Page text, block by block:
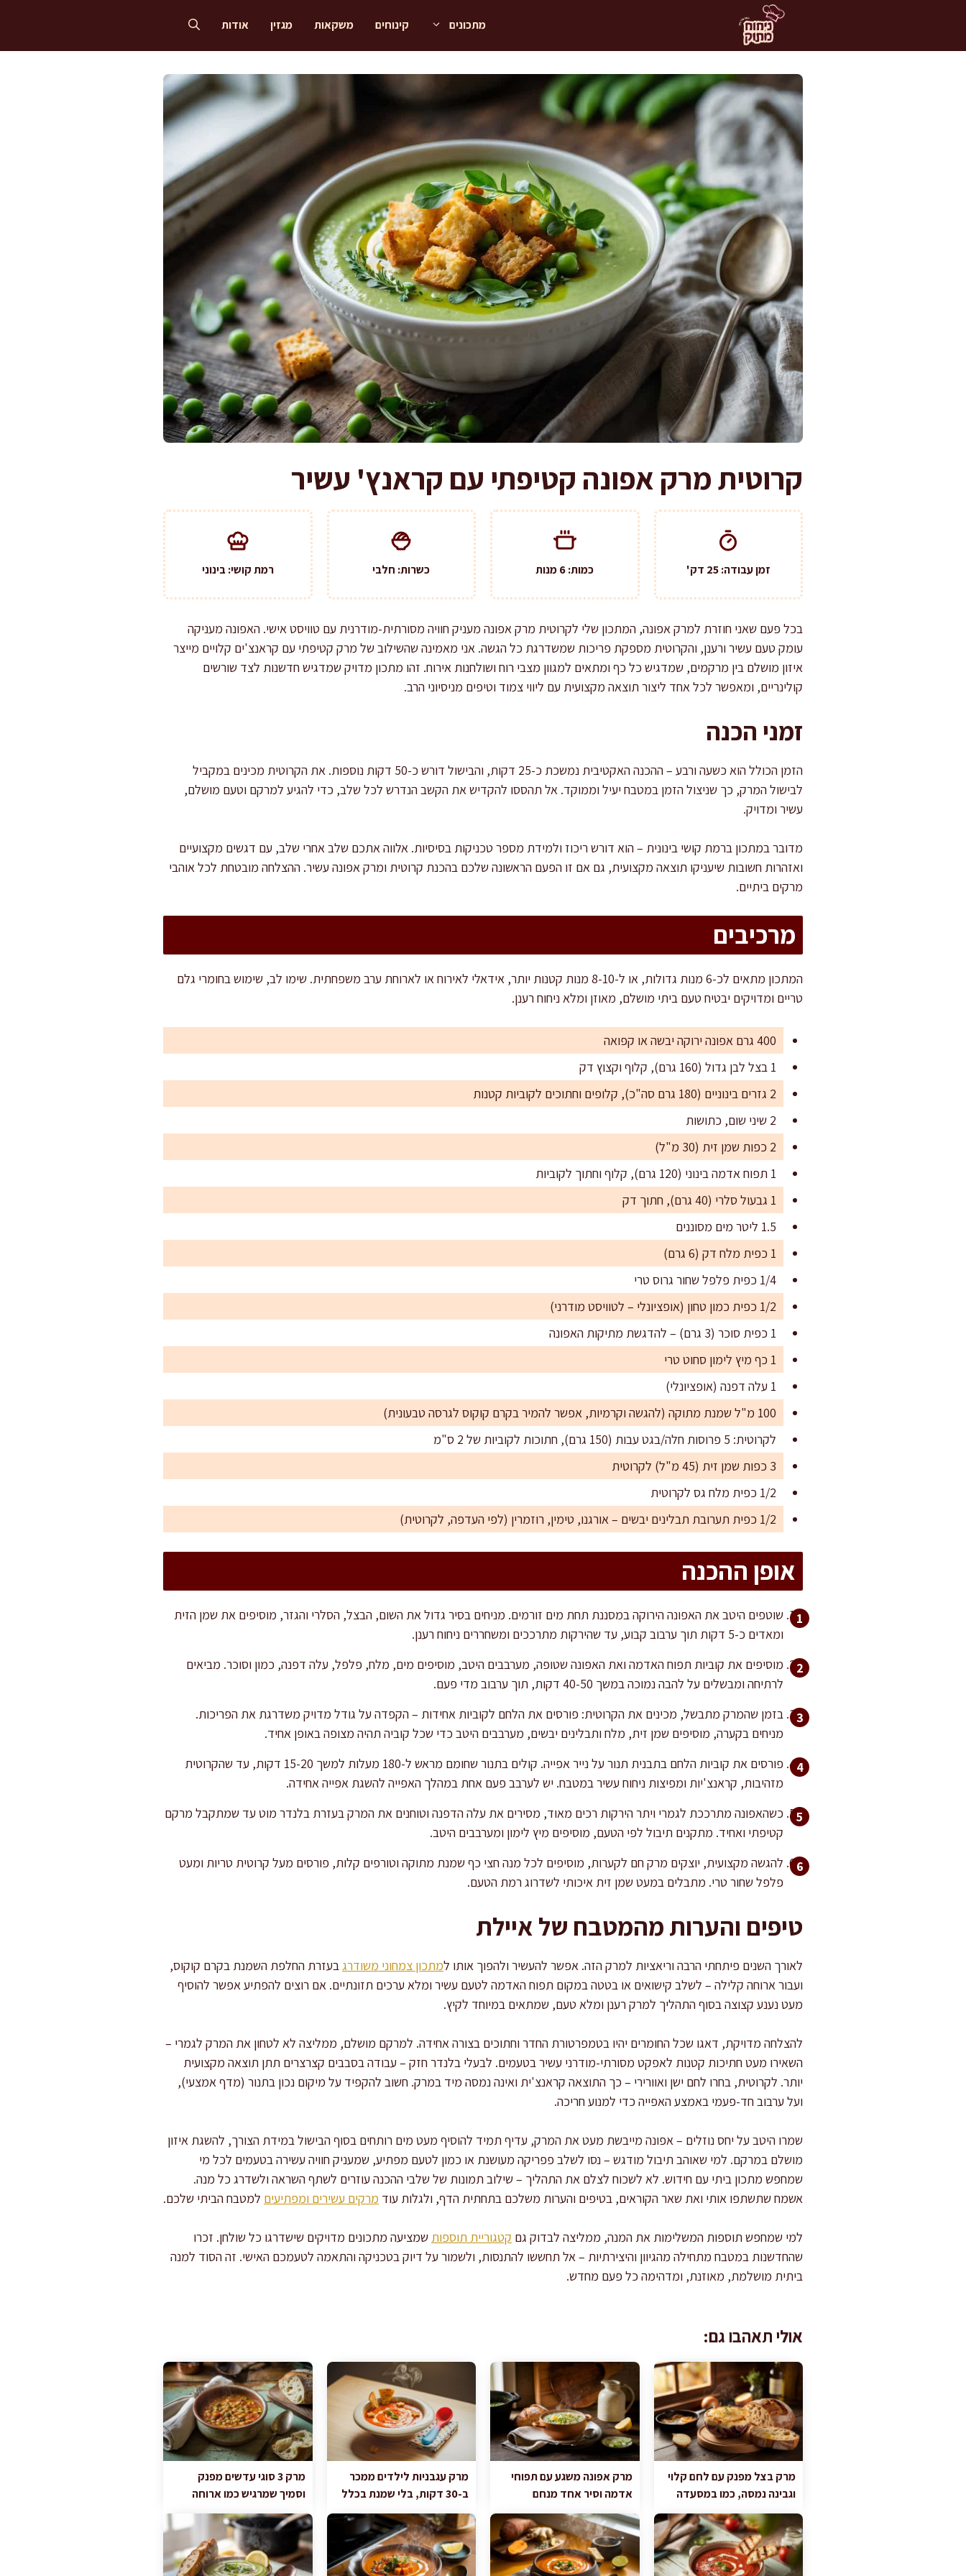
מתכונים קינוחים משקאות מגזין אודות
קרוטית מרק אפונה קטיפתי עם קראנץ' עשיר
זמן עבודה: 25 דק' כמות: 6 מנות כשרות: חלבי רמת קושי: בינוני
בכל פעם שאני חוזרת למרק אפונה, המתכון שלי לקרוטית מרק אפונה מעניק חוויה מסורתית-מודרנית עם טוויסט אישי. האפונה מעניקה
עומק טעם עשיר ורענן, והקרוטית מספקת פריכות שמשדרגת כל הגשה. אני מאמינה שהשילוב של מרק קטיפתי עם קראנצ'ים קלויים מייצר
איזון מושלם בין מרקמים, שמדגיש כל כף ומתאים למגוון מצבי רוח ושולחנות אירוח. זהו מתכון מדויק שמדגיש חדשנות לצד שורשים
קולינריים, ומאפשר לכל אחד ליצור תוצאה מקצועית עם ליווי צמוד וטיפים מניסיוני הרב.
זמני הכנה
הזמן הכולל הוא כשעה ורבע – ההכנה האקטיבית נמשכת כ-25 דקות, והבישול דורש כ-50 דקות נוספות. את הקרוטית מכינים במקביל
לבישול המרק, כך שניצול הזמן במטבח יעיל וממוקד. אל תהססו להקדיש את הקשב הנדרש לכל שלב, כדי להגיע למרקם וטעם מושלם,
עשיר ומדויק.
מדובר במתכון ברמת קושי בינונית – הוא דורש ריכוז ולמידת מספר טכניקות בסיסיות. אלווה אתכם שלב אחרי שלב, עם דגשים מקצועיים
ואזהרות חשובות שיעניקו תוצאה מקצועית, גם אם זו הפעם הראשונה שלכם בהכנת קרוטית ומרק אפונה עשיר. ההצלחה מובטחת לכל אוהבי
מרקים ביתיים.
מרכיבים
המתכון מתאים לכ-6 מנות גדולות, או ל-8-10 מנות קטנות יותר, אידאלי לאירוח או לארוחת ערב משפחתית. שימו לב, שימוש בחומרי גלם
טריים ומדויקים יבטיח טעם ביתי מושלם, מאוזן ומלא ניחוח רענן.
400 גרם אפונה ירוקה יבשה או קפואה
1 בצל לבן גדול (160 גרם), קלוף וקצוץ דק
2 גזרים בינוניים (180 גרם סה"כ), קלופים וחתוכים לקוביות קטנות
2 שיני שום, כתושות
2 כפות שמן זית (30 מ"ל)
1 תפוח אדמה בינוני (120 גרם), קלוף וחתוך לקוביות
1 גבעול סלרי (40 גרם), חתוך דק
1.5 ליטר מים מסוננים
1 כפית מלח דק (6 גרם)
1/4 כפית פלפל שחור גרוס טרי
1/2 כפית כמון טחון (אופציונלי – לטוויסט מודרני)
1 כפית סוכר (3 גרם) – להדגשת מתיקות האפונה
1 כף מיץ לימון סחוט טרי
1 עלה דפנה (אופציונלי)
100 מ"ל שמנת מתוקה (להגשה וקרמיות, אפשר להמיר בקרם קוקוס לגרסה טבעונית)
לקרוטית: 5 פרוסות חלה/בגט עבות (150 גרם), חתוכות לקוביות של 2 ס"מ
3 כפות שמן זית (45 מ"ל) לקרוטית
1/2 כפית מלח גס לקרוטית
1/2 כפית תערובת תבלינים יבשים – אורגנו, טימין, רוזמרין (לפי העדפה, לקרוטית)
אופן ההכנה
שוטפים היטב את האפונה הירוקה במסננת תחת מים זורמים. מניחים בסיר גדול את השום, הבצל, הסלרי והגזר, מוסיפים את שמן הזית
ומאדים כ-5 דקות תוך ערבוב קבוע, עד שהירקות מתרככים ומשחררים ניחוח רענן.
מוסיפים את קוביות תפוח האדמה ואת האפונה שטופה, מערבבים היטב, מוסיפים מים, מלח, פלפל, עלה דפנה, כמון וסוכר. מביאים
לרתיחה ומבשלים על להבה נמוכה במשך 40-50 דקות, תוך ערבוב מדי פעם.
בזמן שהמרק מתבשל, מכינים את הקרוטית: פורסים את הלחם לקוביות אחידות – הקפדה על גודל מדויק משדרגת את הפריכות.
מניחים בקערה, מוסיפים שמן זית, מלח ותבלינים יבשים, מערבבים היטב כדי שכל קוביה תהיה מצופה באופן אחיד.
פורסים את קוביות הלחם בתבנית תנור על נייר אפייה. קולים בתנור שחומם מראש ל-180 מעלות למשך 15-20 דקות, עד שהקרוטית
מזהיבות, קראנצ'יות ומפיצות ניחוח עשיר במטבח. יש לערבב פעם אחת במהלך האפייה להשגת אפייה אחידה.
כשהאפונה מתרככת לגמרי ויתר הירקות רכים מאוד, מסירים את עלה הדפנה וטוחנים את המרק בעזרת בלנדר מוט עד שמתקבל מרקם
קטיפתי ואחיד. מתקנים תיבול לפי הטעם, מוסיפים מיץ לימון ומערבבים היטב.
להגשה מקצועית, יוצקים מרק חם לקערות, מוסיפים לכל מנה חצי כף שמנת מתוקה וטורפים קלות, פורסים מעל קרוטית טריות ומעט
פלפל שחור טרי. מתבלים במעט שמן זית איכותי לשדרוג רמת הטעם.
טיפים והערות מהמטבח של איילת
לאורך השנים פיתחתי הרבה וריאציות למרק הזה. אפשר להעשיר ולהפוך אותו למתכון צמחוני משודרגבעזרת החלפת השמנת בקרם קוקוס,
ועבור ארוחה קלילה – לשלב קישואים או בטטה במקום תפוח האדמה לטעם עשיר ומלא ערכים תזונתיים. אם רוצים להפתיע אפשר להוסיף
מעט נענע קצוצה בסוף התהליך למרק רענן ומלא טעם, שמתאים במיוחד לקיץ.
להצלחה מדויקת, דאגו שכל החומרים יהיו בטמפרטורת החדר וחתוכים בצורה אחידה. למרקם מושלם, ממליצה לא לטחון את המרק לגמרי –
השאירו מעט חתיכות קטנות לאפקט מסורתי-מודרני עשיר בטעמים. לבעלי בלנדר חזק – עבודה בסבבים קצרצרים תתן תוצאה מקצועית
יותר. לקרוטית, בחרו לחם ישן ואוורירי – כך התוצאה קראנצ'ית ואינה נמסה מיד במרק. חשוב להקפיד על מיקום נכון בתנור (מדף אמצעי),
ועל ערבוב חד-פעמי באמצע האפייה כדי למנוע חריכה.
שמרו היטב על יחס נוזלים – אפונה מייבשת מעט את המרק, עדיף תמיד להוסיף מעט מים רותחים בסוף הבישול במידת הצורך, להשגת איזון
מושלם במרקם. למי שאוהב תיבול מודגש – נסו לשלב פפריקה מעושנת או כמון לטעם מפתיע, שמעניק חוויה עשירה בטעמים לכל מי
שמחפש מתכון ביתי עם חידוש. לא לשכוח לצלם את התהליך – שילוב תמונות של שלבי ההכנה עוזרים לשתף השראה ולשדרג כל מנה.
אשמח שתשתפו אותי ואת שאר הקוראים, בטיפים והערות משלכם בתחתית הדף, ולגלות עוד מרקים עשירים ומפתיעים למטבח הביתי שלכם.
למי שמחפש תוספות המשלימות את המנה, ממליצה לבדוק גם קטגוריית תוספות שמציעה מתכונים מדויקים שישדרגו כל שולחן. זכרו
שהחדשנות במטבח מתחילה מהגיוון והיצירתיות – אל תחששו להתנסות, ולשמור על דיוק בטכניקה והתאמה לטעמכם האישי. זה הסוד למנה
ביתית מושלמת, מאוזנת, ומדהימה כל פעם מחדש.
אולי תאהבו גם:
מרק בצל מפנק עם לחם קלוי
וגבינה נמסה, כמו במסעדה
מרק אפונה משגע עם תפוחי
אדמה וסיר אחד מנחם
מרק עגבניות לילדים ממכר
ב-30 דקות, בלי שמנת בכלל
מרק 3 סוגי עדשים מפנק
וסמיך שמרגיש כמו ארוחה